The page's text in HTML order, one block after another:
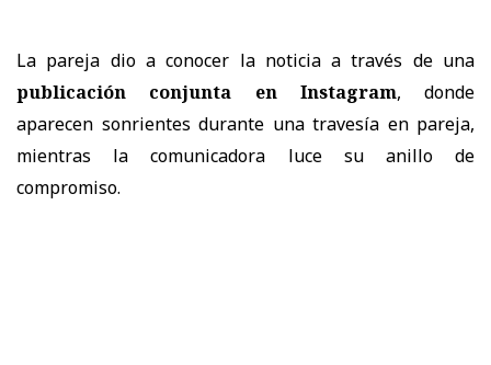
La pareja dio a conocer la noticia a través de una
publicación conjunta en Instagram, donde
aparecen sonrientes durante una travesía en pareja,
mientras la comunicadora luce su anillo de
compromiso.